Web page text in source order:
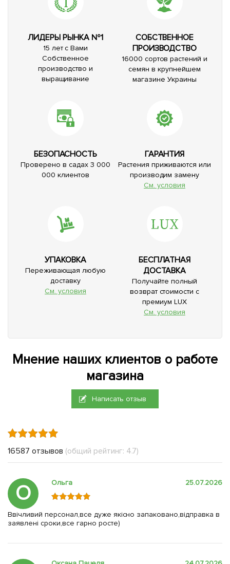
ЛИДЕРЫ РЫНКА №1
15 лет с Вами
Собственное
производство и
выращивание
СОБСТВЕННОЕ
ПРОИЗВОДСТВО
16000 сортов растений и
семян в крупнейшем
магазине Украины
БЕЗОПАСНОСТЬ
Проверено в садах 3 000
000 клиентов
ГАРАНТИЯ
Растения приживаются или
производим замену
См. условия
УПАКОВКА
Переживающая любую
доставку
См. условия
БЕСПЛАТНАЯ
ДОСТАВКА
Получайте полный
возврат стоимости с
премиум LUX
См. условия
Мнение наших клиентов о работе
магазина
Написать отзыв
16587 отзывов (общий рейтинг: 4.7)
О Ольга 25.07.2026
Ввічливий персонал,все дуже якісно запаковано,відправка в
заявлені сроки,все гарно росте)